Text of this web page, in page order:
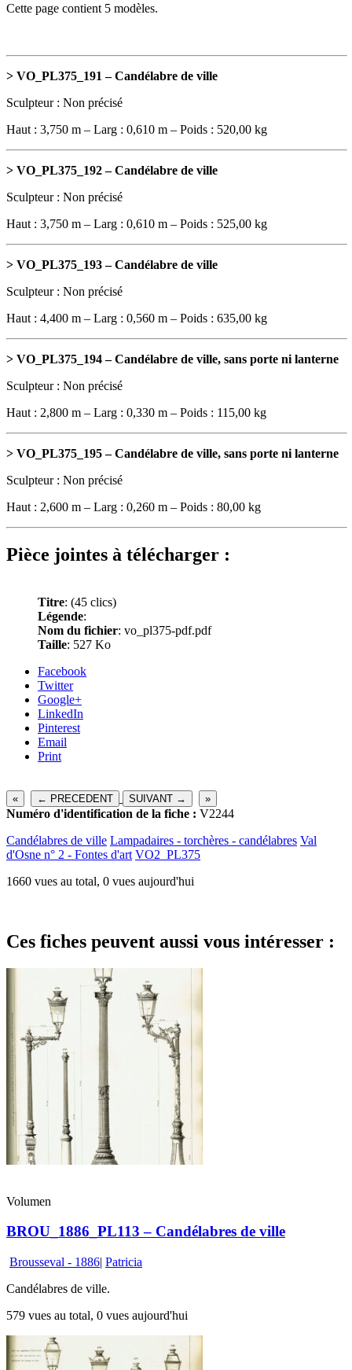
Cette page contient 5 modèles.
> VO_PL375_191 – Candélabre de ville
Sculpteur : Non précisé
Haut : 3,750 m – Larg : 0,610 m – Poids : 520,00 kg
> VO_PL375_192 – Candélabre de ville
Sculpteur : Non précisé
Haut : 3,750 m – Larg : 0,610 m – Poids : 525,00 kg
> VO_PL375_193 – Candélabre de ville
Sculpteur : Non précisé
Haut : 4,400 m – Larg : 0,560 m – Poids : 635,00 kg
> VO_PL375_194 – Candélabre de ville, sans porte ni lanterne
Sculpteur : Non précisé
Haut : 2,800 m – Larg : 0,330 m – Poids : 115,00 kg
> VO_PL375_195 – Candélabre de ville, sans porte ni lanterne
Sculpteur : Non précisé
Haut : 2,600 m – Larg : 0,260 m – Poids : 80,00 kg
Pièce jointes à télécharger :
Titre: (45 clics)
Légende:
Nom du fichier: vo_pl375-pdf.pdf
Taille: 527 Ko
Facebook
Twitter
Google+
LinkedIn
Pinterest
Email
Print
« ← PRECEDENT SUIVANT → »
Numéro d'identification de la fiche : V2244
Candélabres de ville Lampadaires - torchères - candélabres Val
d'Osne n° 2 - Fontes d'art VO2_PL375
1660 vues au total, 0 vues aujourd'hui
Ces fiches peuvent aussi vous intéresser :
Volumen
BROU_1886_PL113 – Candélabres de ville
Brousseval - 1886| Patricia
Candélabres de ville.
579 vues au total, 0 vues aujourd'hui